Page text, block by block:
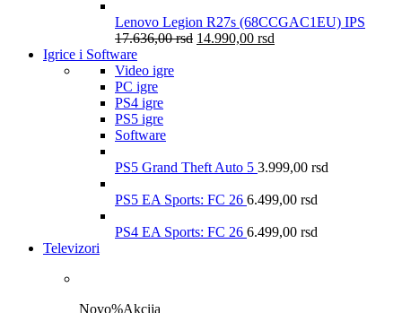
Lenovo Legion R27s (68CCGAC1EU) IPS
17.636,00rsd 14.990,00 rsd
Igrice i Software
Video igre
PC igre
PS4 igre
PS5 igre
Software
PS5 Grand Theft Auto 5 3.999,00 rsd
PS5 EA Sports: FC 26 6.499,00 rsd
PS4 EA Sports: FC 26 6.499,00 rsd
Televizori
Novo%Akcija